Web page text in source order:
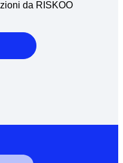
da RISKOO